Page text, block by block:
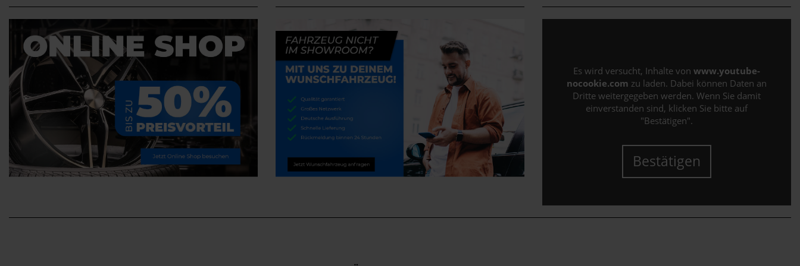
Es wird versucht, Inhalte von www.youtube-
nocookie.com zu laden. Dabei können Daten an
Dritte weitergegeben werden. Wenn Sie damit
einverstanden sind, klicken Sie bitte auf
"Bestätigen".
Bestätigen